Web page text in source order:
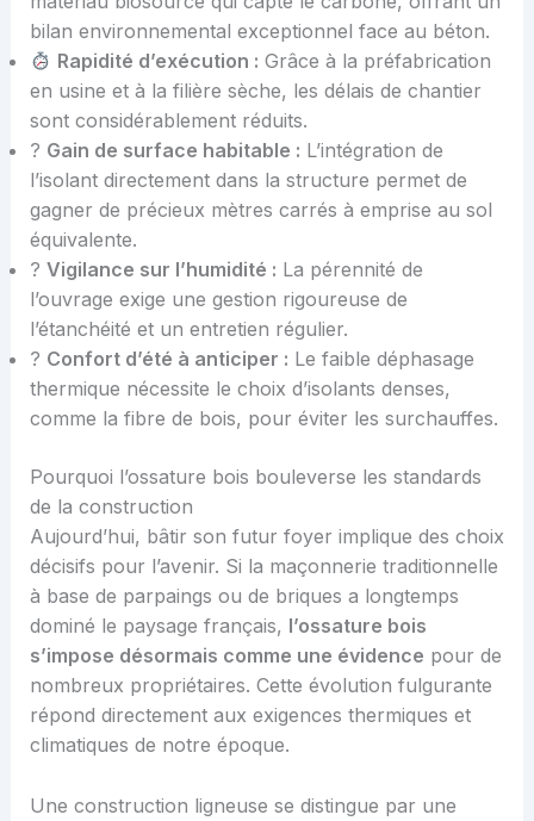
bilan environnemental exceptionnel face au béton.
Rapidité d’exécution : Grâce à la préfabrication
en usine et à la filière sèche, les délais de chantier
sont considérablement réduits.
? Gain de surface habitable : L’intégration de
l’isolant directement dans la structure permet de
gagner de précieux mètres carrés à emprise au sol
équivalente.
? Vigilance sur l’humidité : La pérennité de
l’ouvrage exige une gestion rigoureuse de
l’étanchéité et un entretien régulier.
?️ Confort d’été à anticiper : Le faible déphasage
thermique nécessite le choix d’isolants denses,
comme la fibre de bois, pour éviter les surchauffes.
Pourquoi l’ossature bois bouleverse les standards
de la construction
Aujourd’hui, bâtir son futur foyer implique des choix
décisifs pour l’avenir. Si la maçonnerie traditionnelle
à base de parpaings ou de briques a longtemps
dominé le paysage français, l’ossature bois
s’impose désormais comme une évidence pour de
nombreux propriétaires. Cette évolution fulgurante
répond directement aux exigences thermiques et
climatiques de notre époque.
Une construction ligneuse se distingue par une